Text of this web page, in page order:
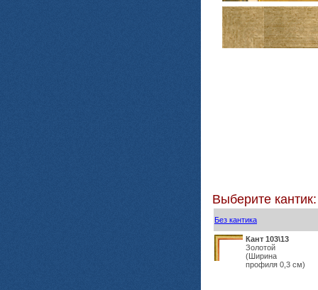
Выберите кантик:
Без кантика
Кант 103\13
Золотой
(Ширина
профиля 0,3 см)